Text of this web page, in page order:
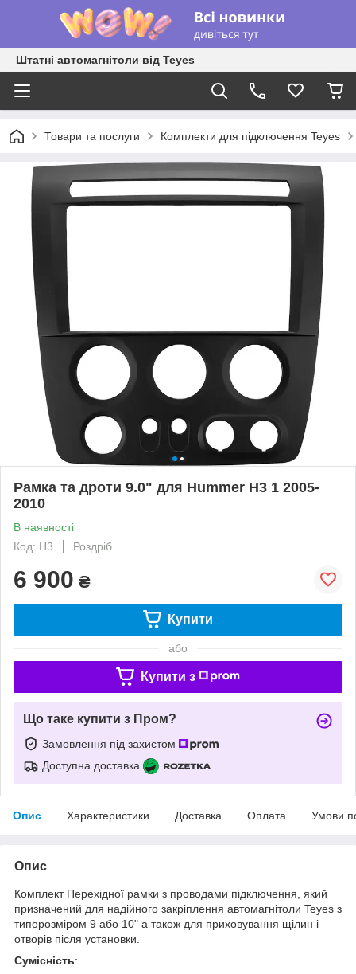
Штатні автомагнітоли від Teyes
Товари та послуги Комплекти для підключення Teyes
Рамка та дроти 9.0" для Hummer H3 1 2005-
2010
В наявності
Код: H3
Роздріб
6 900 ₴
Купити
або
Купити з
Що таке купити з Пром?
Замовлення під захистом
Доступна доставка
Опис Характеристики Доставка Оплата Умови
Опис
Комплект Перехідної рамки з проводами підключення, який
призначений для надійного закріплення автомагнітоли Teyes з
типорозміром 9 або 10" а також для приховування щілин і
отворів після установки.
Сумісність: